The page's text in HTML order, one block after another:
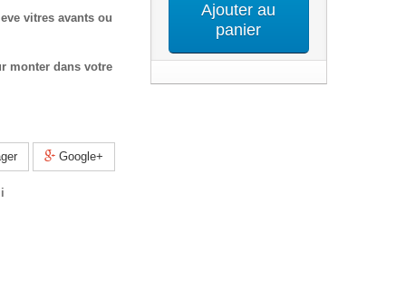
vitres avants ou
monter dans votre
Google+
Ajouter au
panier